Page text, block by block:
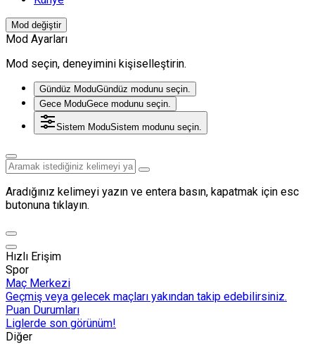
Mod değiştir
Mod Ayarları
Mod seçin, deneyimini kişiselleştirin.
Gündüz ModuGündüz modunu seçin.
Gece ModuGece modunu seçin.
Sistem ModuSistem modunu seçin.
Aradığınız kelimeyi yazın ve entera basın, kapatmak için esc
butonuna tıklayın.
Hızlı Erişim
Spor
Maç Merkezi
Geçmiş veya gelecek maçları yakından takip edebilirsiniz.
Puan Durumları
Liglerde son görünüm!
Diğer